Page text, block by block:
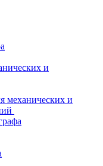
и
механических и